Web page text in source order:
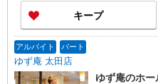
キープ
アルバイト パート
ゆず庵 太田店
ゆず庵のホ